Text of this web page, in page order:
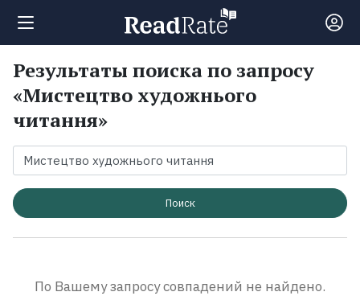
Поиск
Новости
Рейтинги
Экранизации
Результаты поиска по запросу
«Мистецтво художнього
читання»
Поиск
По Вашему запросу совпадений не найдено.